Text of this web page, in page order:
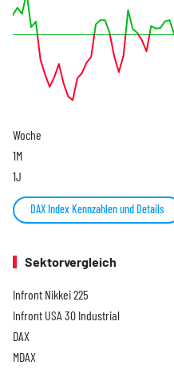
Woche
1M
1J
DAX Index Kennzahlen und Details
Sektorvergleich
Infront Nikkei 225
Infront USA 30 Industrial
DAX
MDAX